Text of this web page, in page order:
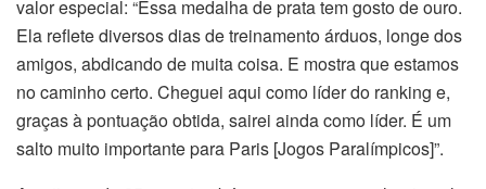
valor especial: “Essa medalha de prata tem gosto de ouro.
Ela reflete diversos dias de treinamento árduos, longe dos
amigos, abdicando de muita coisa. E mostra que estamos
no caminho certo. Cheguei aqui como líder do ranking e,
graças à pontuação obtida, sairei ainda como líder. É um
salto muito importante para Paris [Jogos Paralímpicos]”.